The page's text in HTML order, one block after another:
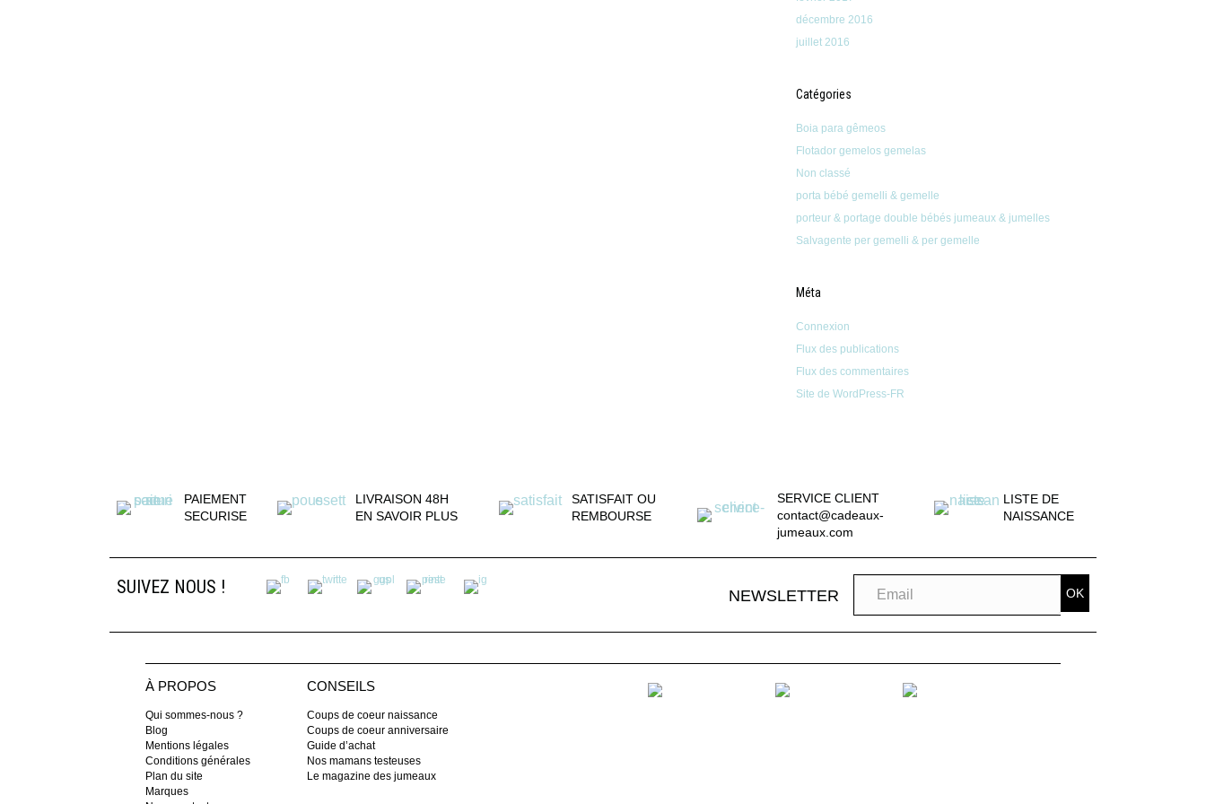
décembre 2016
juillet 2016
Catégories
Boia para gêmeos
Flotador gemelos gemelas
Non classé
porta bébé gemelli & gemelle
porteur & portage double bébés jumeaux & jumelles
Salvagente per gemelli & per gemelle
Méta
Connexion
Flux des publications
Flux des commentaires
Site de WordPress-FR
PAIEMENT
SECURISE
LIVRAISON 48H
EN SAVOIR PLUS
SATISFAIT OU
REMBOURSE
SERVICE CLIENT
contact@cadeaux-
jumeaux.com
LISTE DE
NAISSANCE
SUIVEZ NOUS ! NEWSLETTER OK
À PROPOS
Qui sommes-nous ?
Blog
Mentions légales
Conditions générales
Plan du site
Marques
CONSEILS
Coups de coeur naissance
Coups de coeur anniversaire
Guide d’achat
Nos mamans testeuses
Le magazine des jumeaux